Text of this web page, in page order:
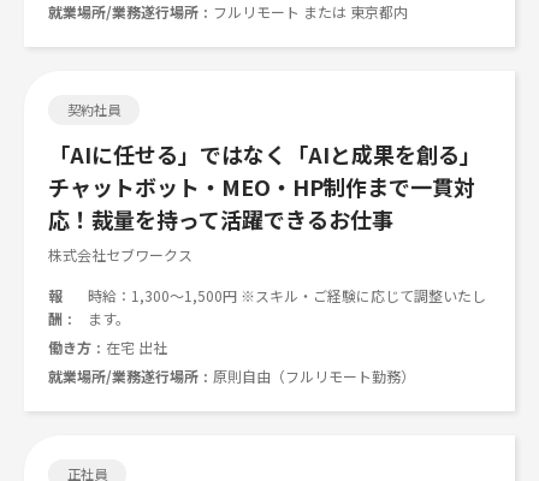
就業場所/業務遂行場所
フルリモート または 東京都内
契約社員
「AIに任せる」ではなく「AIと成果を創る」
チャットボット・MEO・HP制作まで一貫対
応！裁量を持って活躍できるお仕事
株式会社セブワークス
報
酬
時給：1,300〜1,500円 ※スキル・ご経験に応じて調整いたし
ます。
働き方
在宅 出社
就業場所/業務遂行場所
原則自由（フルリモート勤務）
正社員